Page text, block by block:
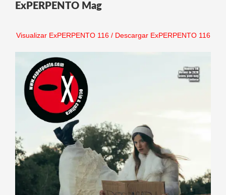
ExPERPENTO Mag
Visualizar ExPERPENTO 116/ Descargar ExPERPENTO 116